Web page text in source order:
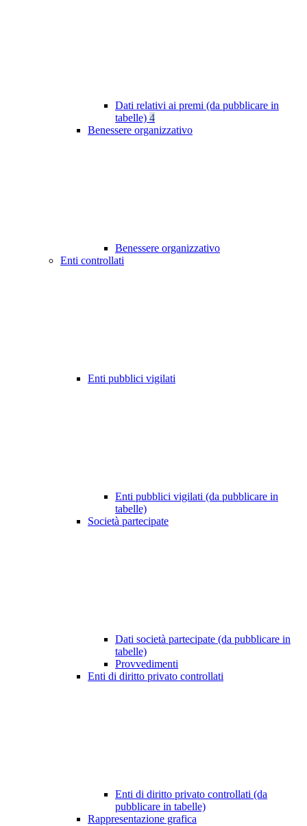
Dati relativi ai premi (da pubblicare in
tabelle) 4
Benessere organizzativo
Benessere organizzativo
Enti controllati
Enti pubblici vigilati
Enti pubblici vigilati (da pubblicare in
tabelle)
Società partecipate
Dati società partecipate (da pubblicare in
tabelle)
Provvedimenti
Enti di diritto privato controllati
Enti di diritto privato controllati (da
pubblicare in tabelle)
Rappresentazione grafica